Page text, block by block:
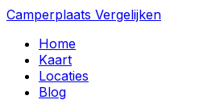
Camperplaats Vergelijken
Home
Kaart
Locaties
Blog